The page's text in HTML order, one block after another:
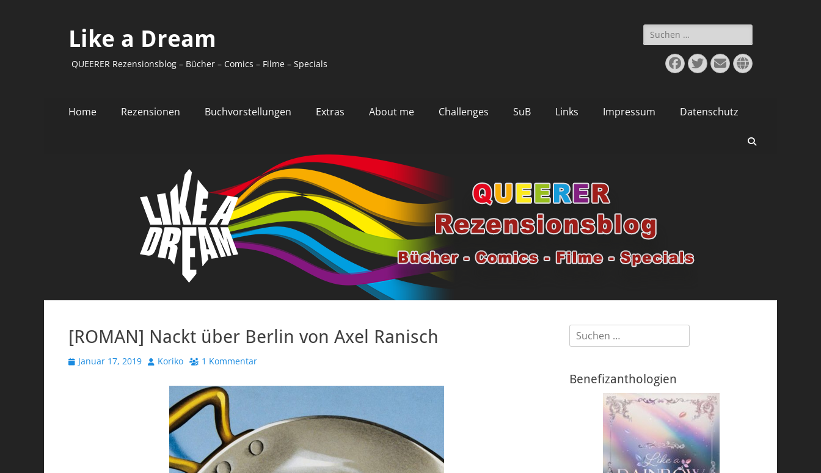
Like a Dream
QUEERER Rezensionsblog – Bücher – Comics – Filme – Specials
Suchen
nach:
Facebook
Twitter
E-
Mail
Website
Primäres
Inhalt
Home Rezensionen Buchvorstellungen Extras About me Challenges SuB Links Impressum Datenschutz
[ROMAN] Nackt über Berlin von Axel Ranisch
Veröffentlicht
Januar 17, 2019 AutorKoriko 1 Kommentar
Suchen
nach:
Benefizanthologien